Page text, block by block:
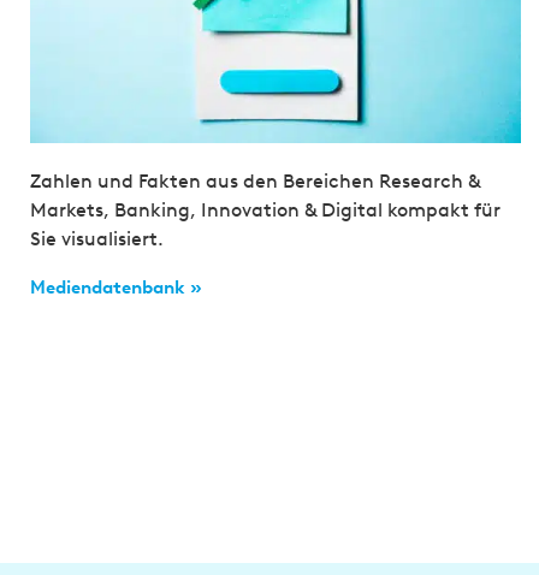
Zahlen und Fakten aus den Bereichen Research &
Markets, Banking, Innovation & Digital kompakt für
Sie visualisiert.
Mediendatenbank »